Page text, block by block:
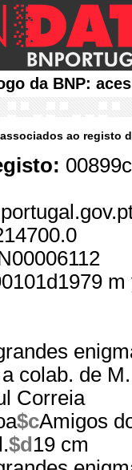
da BNP:
ao registo
colab. de
Correia
$cAmigos
$d 19 cm